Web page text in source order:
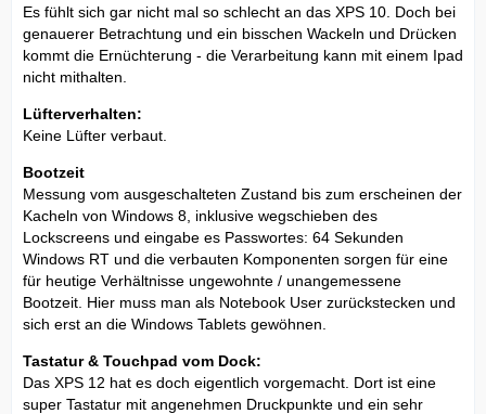
Es fühlt sich gar nicht mal so schlecht an das XPS 10. Doch bei
genauerer Betrachtung und ein bisschen Wackeln und Drücken
kommt die Ernüchterung - die Verarbeitung kann mit einem Ipad
nicht mithalten.
Lüfterverhalten:
Keine Lüfter verbaut.
Bootzeit
Messung vom ausgeschalteten Zustand bis zum erscheinen der
Kacheln von Windows 8, inklusive wegschieben des
Lockscreens und eingabe es Passwortes: 64 Sekunden
Windows RT und die verbauten Komponenten sorgen für eine
für heutige Verhältnisse ungewohnte / unangemessene
Bootzeit. Hier muss man als Notebook User zurückstecken und
sich erst an die Windows Tablets gewöhnen.
Tastatur & Touchpad vom Dock:
Das XPS 12 hat es doch eigentlich vorgemacht. Dort ist eine
super Tastatur mit angenehmen Druckpunkte und ein sehr